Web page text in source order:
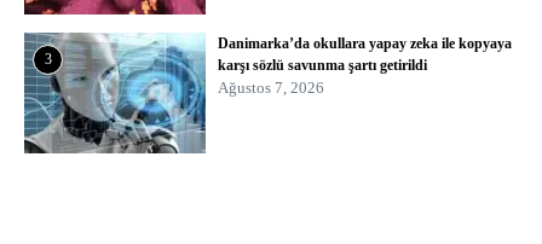
3
Danimarka’da okullara yapay zeka ile kopyaya
karşı sözlü savunma şartı getirildi
Ağustos 7, 2026